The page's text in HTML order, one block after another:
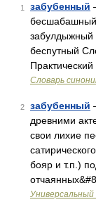
1 забубенный
забулдыжный
беспутный
Словарь
2 забубенный
древними
свои лихие
бояр и т.п.)